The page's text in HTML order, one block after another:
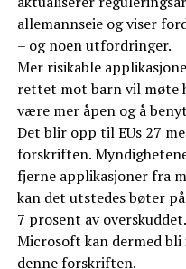
allemannseie og viser
– og noen utfordringer.
Mer risikable
rettet mot barn vil møte
være mer åpen og å
Det blir opp til EUs 27
forskriften.
fjerne applikasjoner fra
kan det utstedes bøter
7 prosent av
Microsoft kan dermed
denne forskriften.